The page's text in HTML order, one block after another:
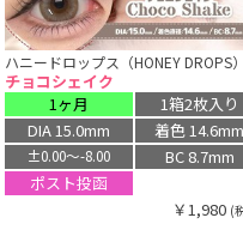
ハニードロップス（HONEY DROPS）
チョコシェイク
1ヶ月
1箱2枚入り
DIA 15.0mm
着色 14.6mm
±0.00〜-8.00
BC 8.7mm
ポスト投函
￥1,980 (